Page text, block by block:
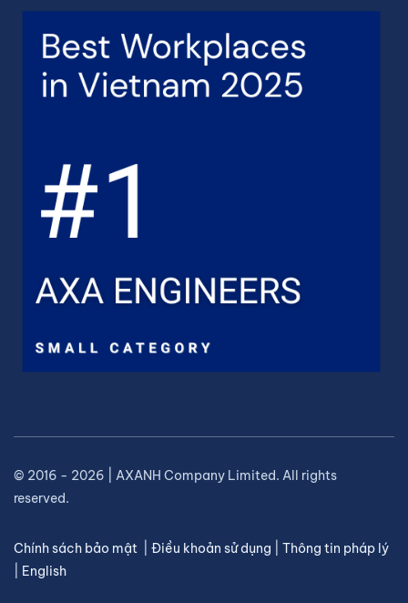
© 2016 - 2026 | AXANH Company Limited. All rights
reserved.
Chính sách bảo mật Điều khoản sử dụng
Thông tin pháp lý
English